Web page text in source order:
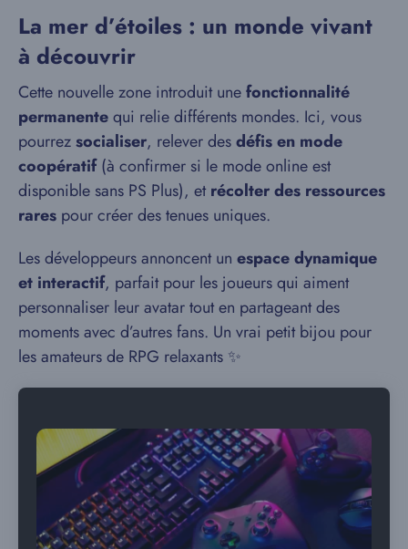
La mer d’étoiles : un monde vivant
à découvrir
Cette nouvelle zone introduit unefonctionnalité
permanentequi relie différents mondes. Ici, vous
pourrezsocialiser, relever desdéfis en mode
coopératif(à confirmer si le mode online est
disponible sans PS Plus), etrécolter des ressources
rares pour créer des tenues uniques.
Les développeurs annoncent un espace dynamique
et interactif, parfait pour les joueurs qui aiment
personnaliser leur avatar tout en partageant des
moments avec d’autres fans. Un vrai petit bijou pour
les amateurs de RPG relaxants ✨